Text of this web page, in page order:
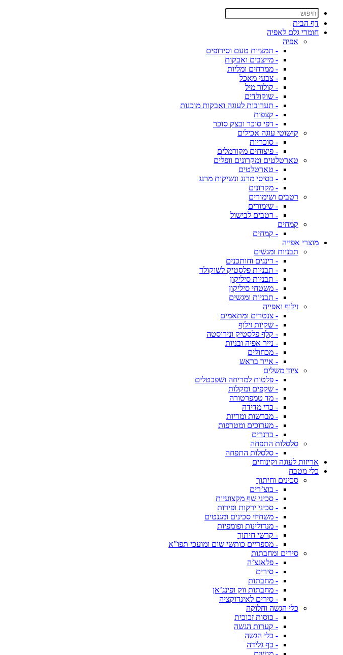
דף הבית
חומרי גלם לאפיה
אפיה
- תמציות טעם וסירופים
- מייצבים ואבקות
- ממרחים ומליות
- צבעי מאכל
- קולור מיל
- שוקולדים
- תערובות לעוגה ואבקות מוכנות
- קצפות
- דפי סוכר ובצק סוכר
קישוטי עוגה אכילים
- סוכריות
- פיצוחים מקורמלים
טארטלטים ומקרונים וופלים
- טארטלטים
- בסיסי מרנג ונשיקות מרנג
- מקרונים
רטבים ושימורים
- שימורים
- רטבים לבישול
קמחים
- קמחים
מוצרי אפייה
תבניות ומגשים
- רינגים וחותכנים
- תבניות פלסטיק לשוקולד
- תבניות סיליקון
- משטחי סיליקון
- תבניות ומגשים
זילוף ואפייה
- צנטרים ומתאמים
- שקיות זילוף
- קלף פלסטיק ונירוסטה
- נייר אפיה ובניות
- מכחולים
- אייר בראש
ציוד משלים
- פלטות למריחה ושפכטלים
- שקפים ומקלות
- מד טמפרטורה
- כדי מדידה
- מברשות ומריות
- מערוכים ומטרפות
- ברנרים
סלסלות התפחה
- סלסלות התפחה
אריזות לעוגה וקינוחים
כלי מטבח
סכינים וחיתוך
- בוצ’רים
- סכיני שף מקצועיות
- סכיני ירקות ופירות
- משחיזי סכינים ומגנטים
- מנדולינות ופומפיות
- קרשי חיתוך
- מספריים כותשי שום ומועכי תפו"א
סירים ומחבתות
- פלאנצ’ה
- סירים
- מחבתות
- מחבתות ווק ופינג’אן
- סירים לאינדוקציה
כלי הגשה וחלוקה
- כוסות זכוכית
- קערות הגשה
- כלי הגשה
- כף גלידה